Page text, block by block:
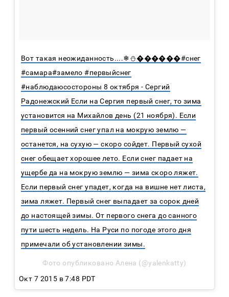
Вот такая неожиданность....❄⛄������#снег
#самара#замело #первыйснег
#наблюдаюсостороны 8 октября - Сергий
Радонежский Если на Сергия первый снег, то зима
установится на Михайлов день (21 ноября). Если
первый осенний снег упал на мокрую землю —
останется, на сухую — скоро сойдет. Первый сухой
снег обещает хорошее лето. Если снег падает на
ущербе да на мокрую землю — зима скоро ляжет.
Если первый снег упадет, когда на вишне нет листа,
зима ляжет. Первый снег выпадает за сорок дней
до настоящей зимы. От первого снега до санного
пути шесть недель. На Руси по погоде этого дня
примечали об установлении зимы.
Фото опубликовано Алена (@yalenkatty)
Окт 7 2015 в 7:48 PDT